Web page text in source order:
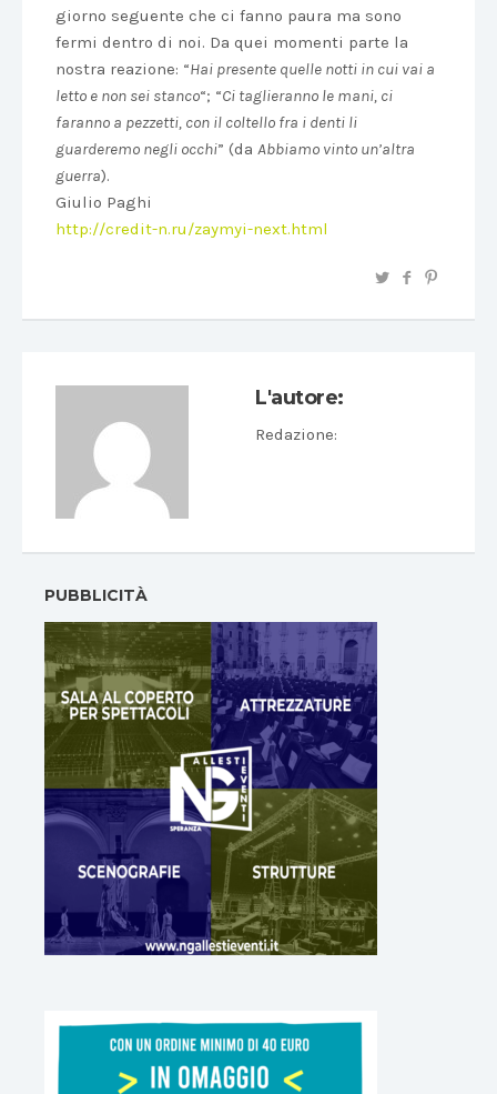
giorno seguente che ci fanno paura ma sono
fermi dentro di noi. Da quei momenti parte la
nostra reazione: “Hai presente quelle notti in cui vai a
letto e non sei stanco“; “Ci taglieranno le mani, ci
faranno a pezzetti, con il coltello fra i denti li
guarderemo negli occhi” (da Abbiamo vinto un’altra
guerra).
Giulio Paghi
http://credit-n.ru/zaymyi-next.html
L'autore:
Redazione:
PUBBLICITÀ